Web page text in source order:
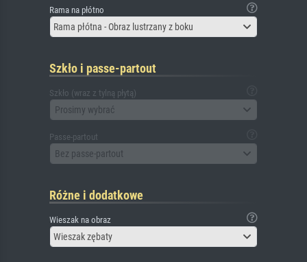
Rama na płótno
Rama płótna - Obraz lustrzany z boku
Szkło i passe-partout
Szkło (wraz z tylną płytą)
Prosimy wybrać
Passe-partout
Bez passe-partout
Różne i dodatkowe
Wieszak na obraz
Wieszak zębaty